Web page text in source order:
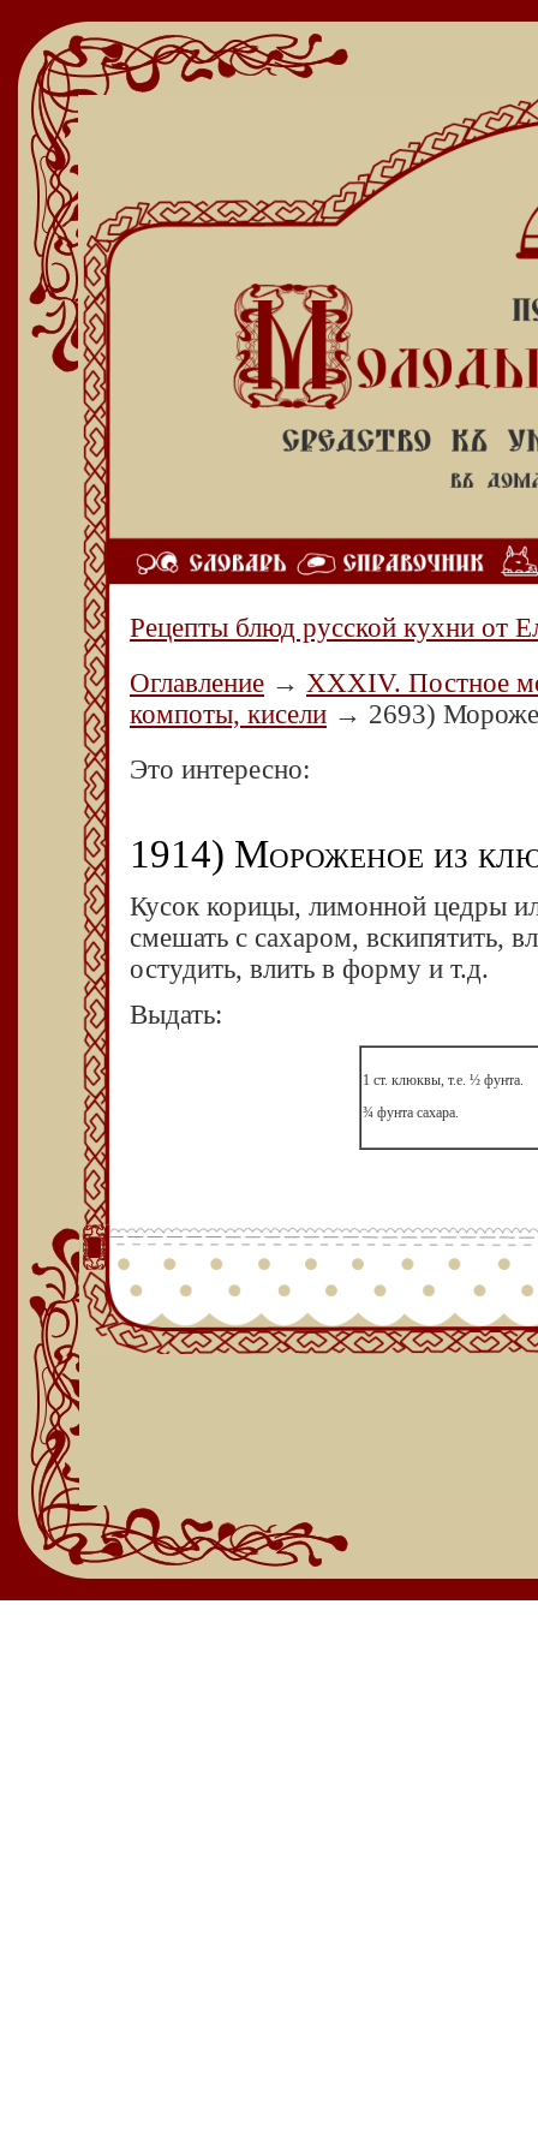
Рецепты блюд русской кухни от
Оглавление → ХХХIV. Постное
компоты, кисели → 2693)
Это интересно:
1914) Мороженое из
Кусок корицы, лимонной цедры
смешать с сахаром, вскипятить,
остудить, влить в форму и т.д.
Выдать:
1 ст. клюквы, т.е. ½ фунта.
¾ фунта сахара.